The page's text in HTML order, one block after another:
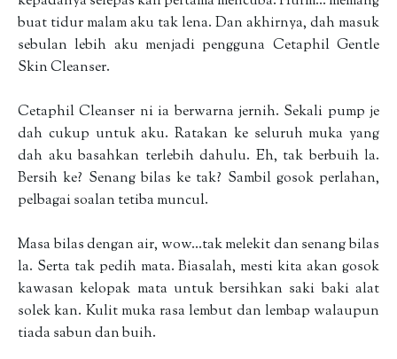
buat tidur malam aku tak lena. Dan akhirnya, dah masuk
sebulan lebih aku menjadi pengguna Cetaphil Gentle
Skin Cleanser.
Cetaphil Cleanser ni ia berwarna jernih. Sekali pump je
dah cukup untuk aku. Ratakan ke seluruh muka yang
dah aku basahkan terlebih dahulu. Eh, tak berbuih la.
Bersih ke? Senang bilas ke tak? Sambil gosok perlahan,
pelbagai soalan tetiba muncul.
Masa bilas dengan air, wow...tak melekit dan senang bilas
la. Serta tak pedih mata. Biasalah, mesti kita akan gosok
kawasan kelopak mata untuk bersihkan saki baki alat
solek kan. Kulit muka rasa lembut dan lembap walaupun
tiada sabun dan buih.